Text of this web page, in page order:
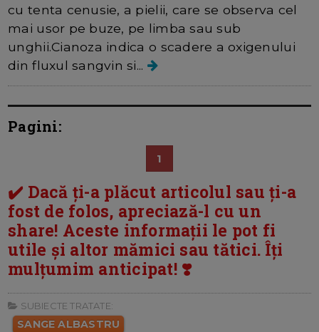
cu tenta cenusie, a pielii, care se observa cel
mai usor pe buze, pe limba sau sub
unghii.Cianoza indica o scadere a oxigenului
din fluxul sangvin si...
Pagini:
1
✔️ Dacă ți-a plăcut articolul sau ți-a
fost de folos, apreciază-l cu un
share! Aceste informații le pot fi
utile și altor mămici sau tătici. Îți
mulțumim anticipat! ❣️
SUBIECTE TRATATE:
SANGE ALBASTRU